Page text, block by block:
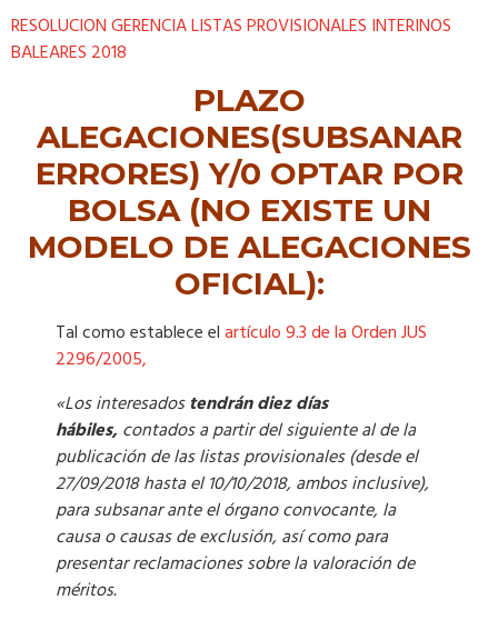
RESOLUCION GERENCIA LISTAS PROVISIONALES INTERINOS
BALEARES 2018
PLAZO
ALEGACIONES(SUBSANAR
ERRORES) Y/0 OPTAR POR
BOLSA (NO EXISTE UN
MODELO DE ALEGACIONES
OFICIAL):
Tal como establece elartículo 9.3 de la Orden JUS
2296/2005,
«Los interesadostendrán diez días
hábiles,contados a partir del siguiente al de la
publicación de las listas provisionales (desde el
27/09/2018 hasta el 10/10/2018, ambos inclusive),
para subsanar ante el órgano convocante, la
causa o causas de exclusión, así como para
presentar reclamaciones sobre la valoración de
méritos.